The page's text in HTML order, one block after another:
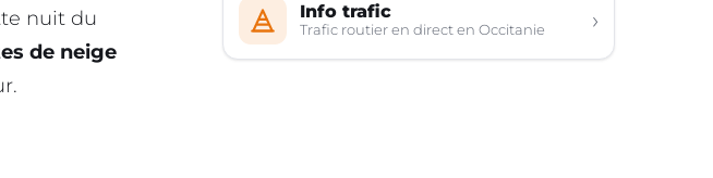
nuit du
de neige
Info trafic
Trafic routier en direct en Occitanie ›